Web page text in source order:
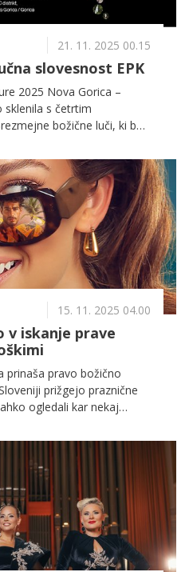
21. 11. 2025 00.15
slovesnost EPK
2025 Nova Gorica –
sklenila s četrtim
božične luči, ki bo
bo potekala v
prihodnjimi evropskimi
Nemčije, Slovaške in
med Slovenijo in Italijo.
15. 11. 2025 04.00
v iskanje prave
prinaša pravo božično
prižgejo praznične
ogledali kar nekaj